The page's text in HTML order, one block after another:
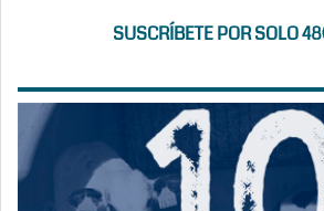
SUSCRÍBETE POR SOLO